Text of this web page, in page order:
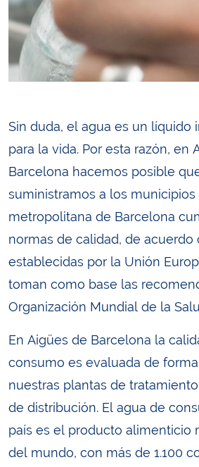
Sin duda, el agua es un líquido
para la vida. Por esta razón, en
Barcelona hacemos posible
suministramos a los municipios
metropolitana de Barcelona
normas de calidad, de acuerdo
establecidas por la Unión
toman como base las
Organización Mundial de la
En Aigües de Barcelona la
consumo es evaluada de
nuestras plantas de
de distribución. El agua de
país es el producto alimenticio
del mundo, con más de 1.100